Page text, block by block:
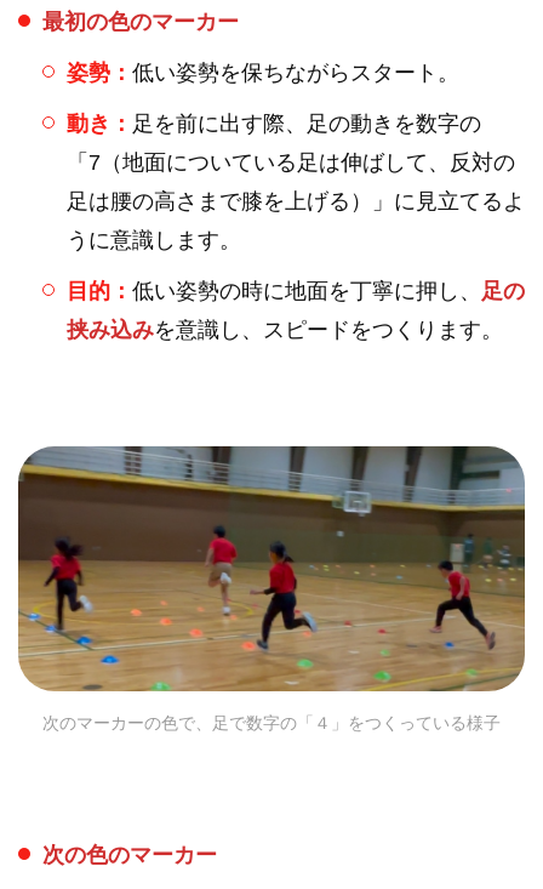
最初の色のマーカー
姿勢： 低い姿勢を保ちながらスタート。
動き： 足を前に出す際、足の動きを数字の
「7（地面についている足は伸ばして、反対の
足は腰の高さまで膝を上げる）」に見立てるよ
うに意識します。
目的： 低い姿勢の時に地面を丁寧に押し、 足の
挟み込みを意識し、スピードをつくります。
次のマーカーの色で、足で数字の「４」をつくっている様子
次の色のマーカー